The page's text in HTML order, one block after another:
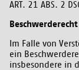
ART. 21 ABS. 2
Im Falle von
ein
insbesondere in